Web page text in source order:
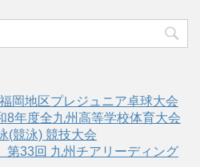
岡地区プレジュニア卓球大会
8年度全九州高等学校体育大会
(競泳) 競技大会
第33回 九州チアリーディング